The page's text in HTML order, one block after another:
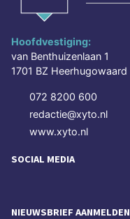
Hoofdvestiging:
van Benthuizenlaan 1
1701 BZ Heerhugowaard
072 8200 600
redactie@xyto.nl
www.xyto.nl
SOCIAL MEDIA
NIEUWSBRIEF AANMELDEN